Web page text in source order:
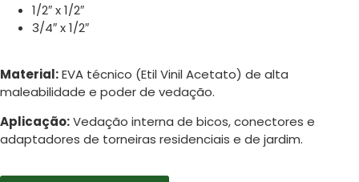
1/2″ x 1/2″
3/4″ x 1/2″
Material:EVA técnico (Etil Vinil Acetato) de alta
maleabilidade e poder de vedação.
Aplicação:Vedação interna de bicos, conectores e
adaptadores de torneiras residenciais e de jardim.